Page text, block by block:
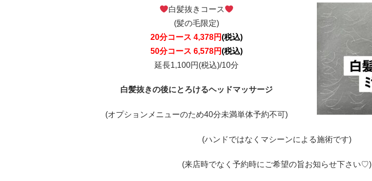
白髪抜きコース
(髪の毛限定)
20分コース 4,378円(税込)
50分コース 6,578円(税込)
延長1,100円(税込)/10分
白髪抜きの後にとろけるヘッドマッサージ
(オプションメニューのため40分未満単体予約不可)
(ハンドではなくマシーンによる施術です)
(来店時でなく予約時にご希望の旨お知らせ下さい♡)